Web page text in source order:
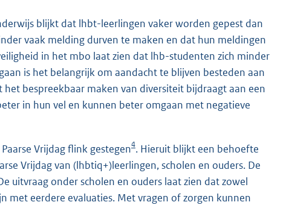
blijkt dat lhbt-leerlingen vaker worden gepest dan
vaak melding durven te maken en dat hun meldingen
in het mbo laat zien dat lhb-studenten zich minder
is het belangrijk om aandacht te blijven besteden aan
bespreekbaar maken van diversiteit bijdraagt aan een
in hun vel en kunnen beter omgaan met negatieve
Vrijdag flink gestegen4. Hieruit blijkt een behoefte
Vrijdag van (lhbtiq+)leerlingen, scholen en ouders. De
uitvraag onder scholen en ouders laat zien dat zowel
met eerdere evaluaties. Met vragen of zorgen kunnen